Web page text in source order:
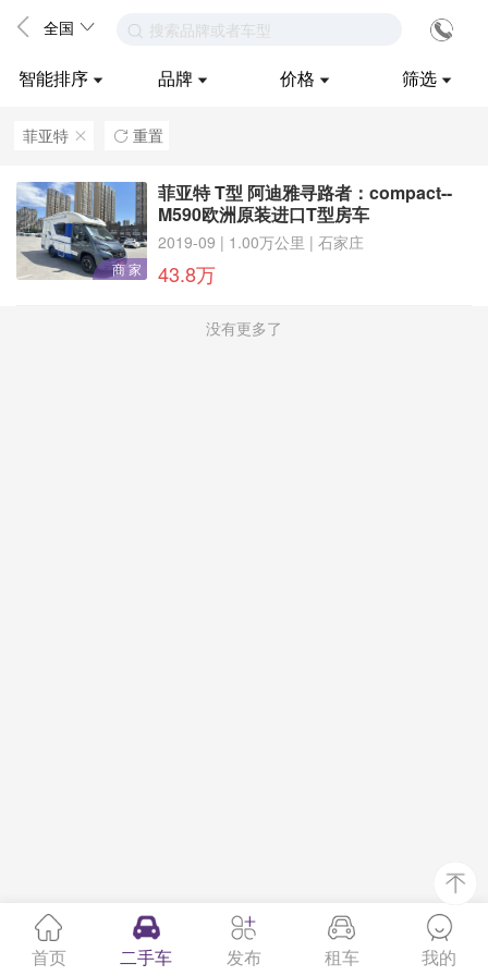
全国 搜索品牌或者车型
智能排序 品牌 价格 筛选
菲亚特 ဆ  重置
商 家
菲亚特 T型 阿迪雅寻路者：compact--
M590欧洲原装进口T型房车
2019-09 | 1.00万公里 | 石家庄
43.8万
没有更多了
首页 二手车 发布 租车 我的